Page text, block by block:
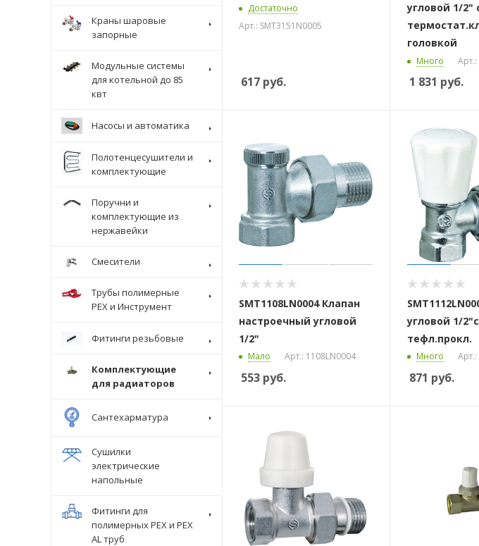
Достаточно
Арт.: SMT3151N0005
617 руб.
угловой 1/2"
головкой
Много
1 831 руб.
SMT1108LN0004 Клапан
настроечный угловой
1/2"
Мало Арт.: 1108LN0004
553 руб.
угловой 1/2"с
тефл.прокл.
Много
871 руб.
Краны шаровые
запорные
Модульные системы
для котельной до 85
квт
Насосы и автоматика
Полотенцесушители и
комплектующие
Поручни и
комплектующие из
нержавейки
Крепеж стоек для поручня
Смесители
Трубы полимерные
PEX и Инструмент
Фитинги резьбовые
Комплектующие
для радиаторов
Сантехарматура
Сушилки
электрические
напольные
Фитинги для
полимерных PEX и PEX
AL труб